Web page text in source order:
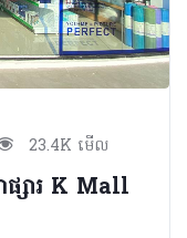
23.4K មើល
សារ K Mall